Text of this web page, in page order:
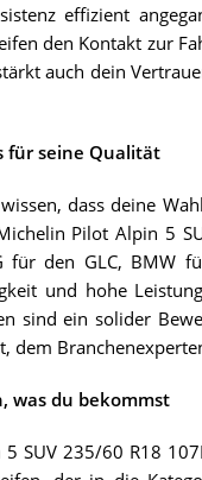
effizient
den Kontakt zur
auch dein
für seine Qualität
dass deine
Pilot Alpin 5
für den GLC, BMW
und hohe
sind ein solider
dem
was du bekommst
SUV 235/60 R18